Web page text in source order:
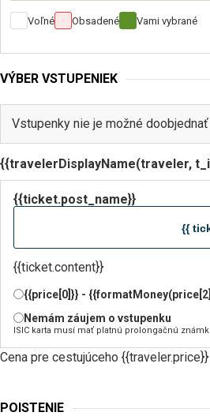
Voľné Obsadené Vami vybrané
VÝBER VSTUPENIEK
Vstupenky nie je možné
{{travelerDisplayName(traveler,
{{ticket.post_name}}
{{
{{ticket.content}}
{{price[0]}} -
Nemám záujem o vstupenku
ISIC karta musí mať platnú prolongačnú
Cena pre cestujúceho {{traveler.price}}
POISTENIE